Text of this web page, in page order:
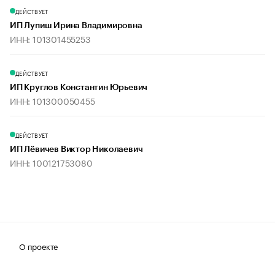
ДЕЙСТВУЕТ
ИП Лупиш Ирина Владимировна
ИНН: 101301455253
ДЕЙСТВУЕТ
ИП Круглов Константин Юрьевич
ИНН: 101300050455
ДЕЙСТВУЕТ
ИП Лёвичев Виктор Николаевич
ИНН: 100121753080
О проекте